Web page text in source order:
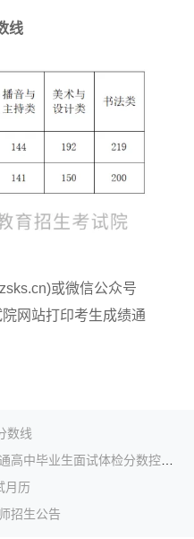
线
或微信公众号
网站打印考生成绩通
数线
安徽：2025年军队院校招收普通高中毕业生面试体检分数控制线及面试体检公告
月历
招生公告